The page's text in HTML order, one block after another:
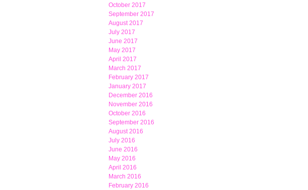
October 2017
September 2017
August 2017
July 2017
June 2017
May 2017
April 2017
March 2017
February 2017
January 2017
December 2016
November 2016
October 2016
September 2016
August 2016
July 2016
June 2016
May 2016
April 2016
March 2016
February 2016